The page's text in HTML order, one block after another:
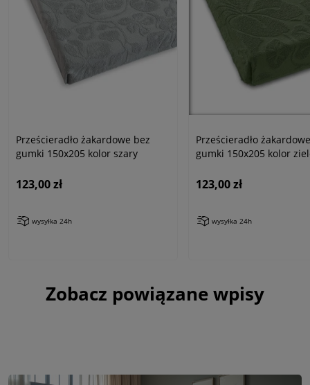
Prześcieradło żakardowe bez
gumki 150x205 kolor szary
123,00 zł
wysyłka 24h
Prześcieradło
gumki 150x205 kolor
123,00 zł
wysyłka 24h
Zobacz powiązane wpisy